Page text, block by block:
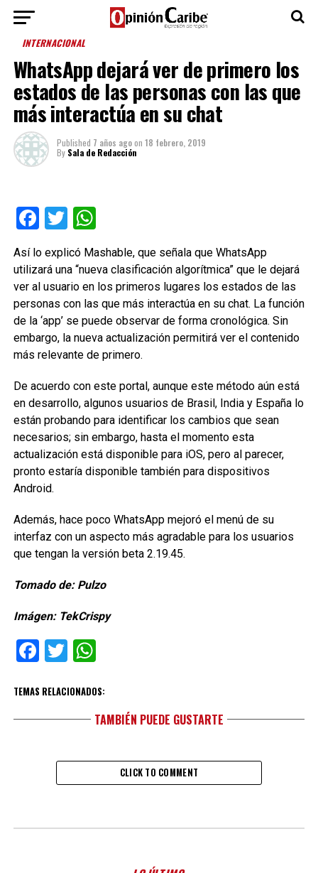
INTERNACIONAL
WhatsApp dejará ver de primero los
estados de las personas con las que
más interactúa en su chat
Published 7 años agoon 18 febrero, 2019
By Sala de Redacción
Facebook
TwitterWhatsApp
Así lo explicó Mashable, que señala que WhatsApp
utilizará una “nueva clasificación algorítmica” que le dejará
ver al usuario en los primeros lugares los estados de las
personas con las que más interactúa en su chat. La función
de la ‘app’ se puede observar de forma cronológica. Sin
embargo, la nueva actualización permitirá ver el contenido
más relevante de primero.
De acuerdo con este portal, aunque este método aún está
en desarrollo, algunos usuarios de Brasil, India y España lo
están probando para identificar los cambios que sean
necesarios; sin embargo, hasta el momento esta
actualización está disponible para iOS, pero al parecer,
pronto estaría disponible también para dispositivos
Android.
Además, hace poco WhatsApp mejoró el menú de su
interfaz con un aspecto más agradable para los usuarios
que tengan la versión beta 2.19.45.
Tomado de: Pulzo
Imágen: TekCrispy
Facebook
TwitterWhatsApp
TEMAS RELACIONADOS:
TAMBIÉN PUEDE GUSTARTE
CLICK TO COMMENT